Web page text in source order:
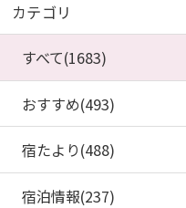
カテゴリ
すべて(1683)
おすすめ(493)
宿たより(488)
宿泊情報(237)